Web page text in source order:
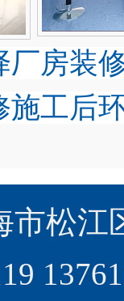
厂房装
施工后
市松江